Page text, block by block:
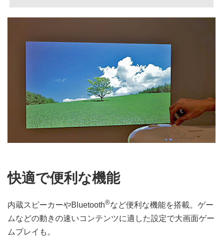
快適で便利な機能
内蔵スピーカーやBluetooth®など便利な機能を搭載。ゲー
ムなどの動きの速いコンテンツに適した設定で大画面ゲー
ムプレイも。